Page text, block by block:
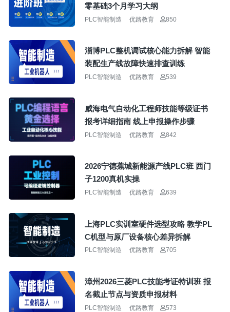
零基础3个月学习大纲
PLC智能制造 优路教育 850
淄博PLC整机调试核心能力拆解 智能
装配生产线故障快速排查训练
PLC智能制造 优路教育 539
威海电气自动化工程师技能等级证书
报考详细指南 线上申报操作步骤
PLC智能制造 优路教育 842
2026宁德蕉城新能源产线PLC班 西门
子1200真机实操
PLC智能制造 优路教育 639
上海PLC实训室硬件选型攻略 教学PL
C机型与原厂设备核心差异拆解
PLC智能制造 优路教育 705
漳州2026三菱PLC技能考证特训班 报
名截止节点与资质申报材料
PLC智能制造 优路教育 573